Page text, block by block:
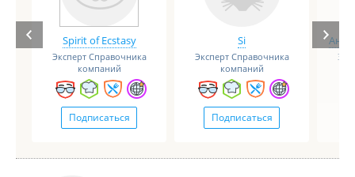
Spirit of Ecstasy
Эксперт Справочника
компаний
Подписаться
Si
Эксперт Справочника
компаний
Подписаться